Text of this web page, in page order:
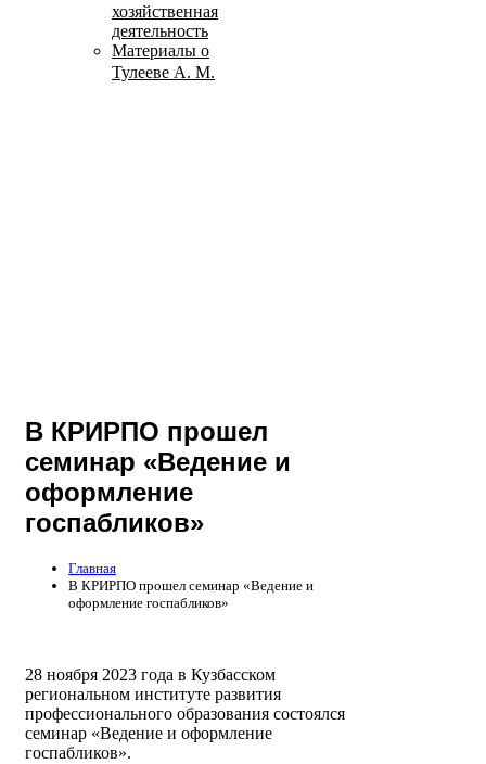
хозяйственная
деятельность
Материалы о
Тулееве А. М.
В КРИРПО прошел
семинар «Ведение и
оформление
госпабликов»
Главная
В КРИРПО прошел семинар «Ведение и
оформление госпабликов»
28 ноября 2023 года в Кузбасском
региональном институте развития
профессионального образования состоялся
семинар «Ведение и оформление
госпабликов».